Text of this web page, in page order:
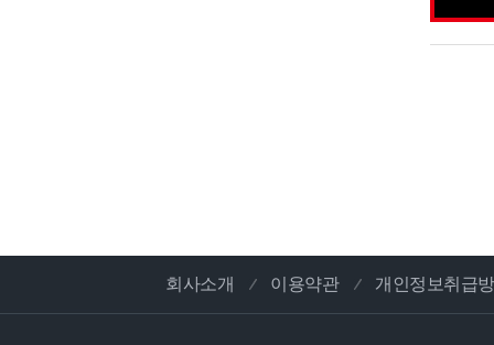
회사소개 이용약관 개인정보취급